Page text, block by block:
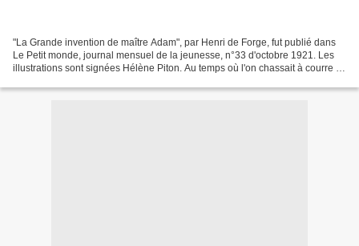
"La Grande invention de maître Adam", par Henri de Forge, fut publié dans
Le Petit monde, journal mensuel de la jeunesse, n°33 d'octobre 1921. Les
illustrations sont signées Hélène Piton. Au temps où l'on chassait à courre le